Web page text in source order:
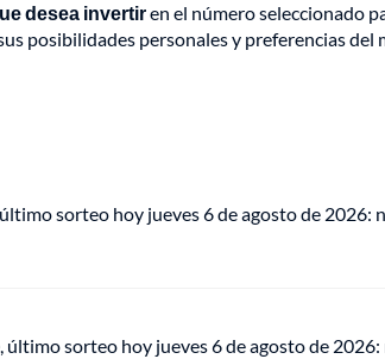
desea invertiren el número seleccionado
posibilidades personales y preferencias del
sorteo hoy jueves 6 de agosto de 2026:
último sorteo hoy jueves 6 de agosto de